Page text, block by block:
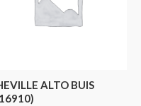
ALTO BUIS